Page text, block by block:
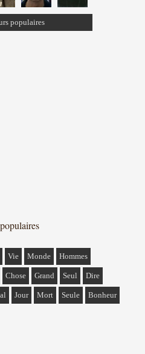
populaires
Vie Monde Hommes
Chose Grand Seul Dire
Jour Mort Seule Bonheur